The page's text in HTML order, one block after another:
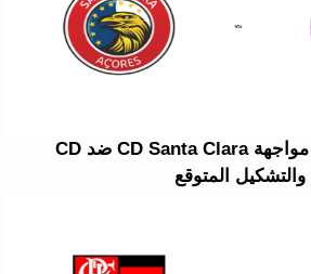
Primeira Liga: موعد مواجهة CD Santa Clara ضد CD